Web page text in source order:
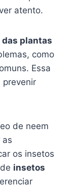
atento.
plantas
como
Essa
prevenir
de neem
as
os insetos
insetos